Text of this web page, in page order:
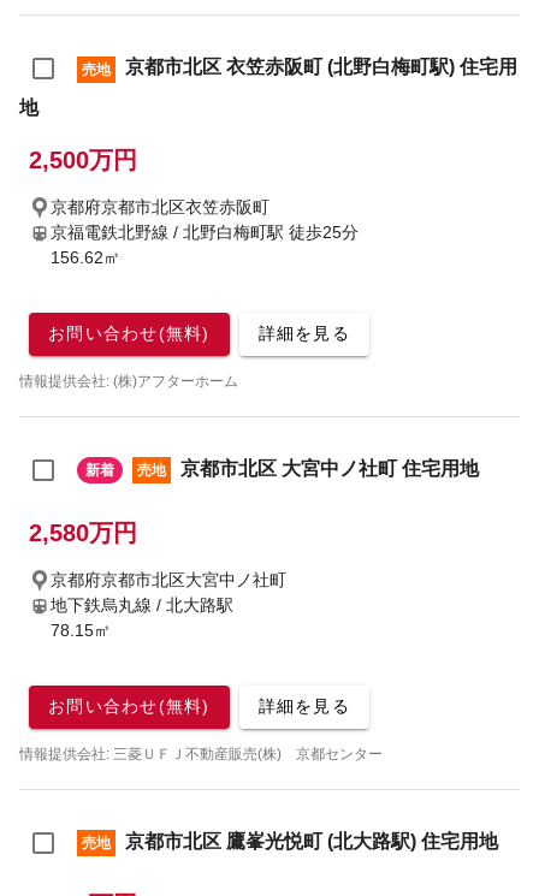
売地
京都市北区 衣笠赤阪町 (北野白梅町駅) 住宅用
地
2,500万円
京都府京都市北区衣笠赤阪町
京福電鉄北野線 / 北野白梅町駅 徒歩25分
156.62㎡
お問い合わせ(無料) 詳細を見る
情報提供会社: (株)アフターホーム
新着 売地 京都市北区 大宮中ノ社町 住宅用地
2,580万円
京都府京都市北区大宮中ノ社町
地下鉄烏丸線 / 北大路駅
78.15㎡
お問い合わせ(無料) 詳細を見る
情報提供会社: 三菱ＵＦＪ不動産販売(株) 京都センター
売地 京都市北区 鷹峯光悦町 (北大路駅) 住宅用地